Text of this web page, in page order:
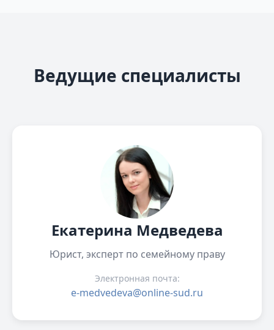
Ведущие специалисты
Екатерина Медведева
Юрист, эксперт по семейному праву
Электронная почта:
e-medvedeva@online-sud.ru